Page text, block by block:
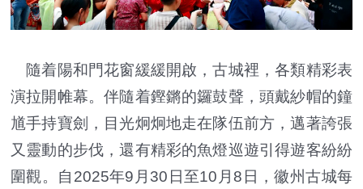
隨着陽和門花窗緩緩開啟，古城裡，各類精彩表
演拉開帷幕。伴隨着鏗鏘的鑼鼓聲，頭戴紗帽的鐘
馗手持寶劍，目光炯炯地走在隊伍前方，邁著誇張
又靈動的步伐，還有精彩的魚燈巡遊引得遊客紛紛
圍觀。自2025年9月30日至10月8日，徽州古城每